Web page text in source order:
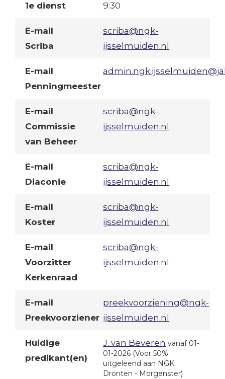
1e dienst 9:30
E-mail
Scriba
scriba@ngk-
ijsselmuiden.nl
E-mail
Penningmeester
E-mail
Commissie
van Beheer
scriba@ngk-
ijsselmuiden.nl
E-mail
Diaconie
scriba@ngk-
ijsselmuiden.nl
E-mail
Koster
scriba@ngk-
ijsselmuiden.nl
E-mail
Voorzitter
Kerkenraad
scriba@ngk-
ijsselmuiden.nl
E-mail
Preekvoorziener
preekvoorziening@ngk-
ijsselmuiden.nl
Huidige
predikant(en)
J. van Beveren vanaf 01-
01-2026 (Voor 50%
uitgeleend aan NGK
Dronten - Morgenster)